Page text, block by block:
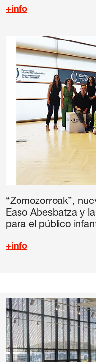
+info
“Zomozorroak”,
Easo Abesbatza y
para el público
+info